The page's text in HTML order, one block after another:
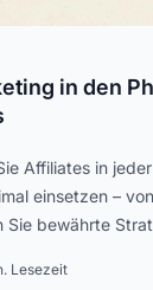
in den
Affiliates in
einsetzen –
Sie bewährte
Lesezeit